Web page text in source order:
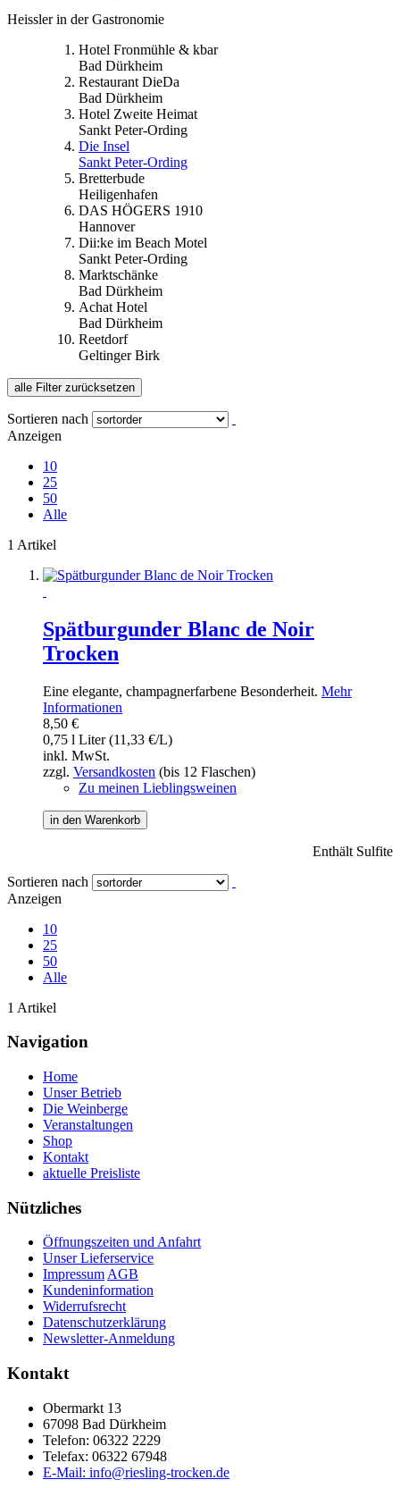
Heissler in der Gastronomie
Hotel Fronmühle & kbar
Bad Dürkheim
Restaurant DieDa
Bad Dürkheim
Hotel Zweite Heimat
Sankt Peter-Ording
Die Insel
Sankt Peter-Ording
Bretterbude
Heiligenhafen
DAS HÖGERS 1910
Hannover
Dii:ke im Beach Motel
Sankt Peter-Ording
Marktschänke
Bad Dürkheim
Achat Hotel
Bad Dürkheim
Reetdorf
Geltinger Birk
alle Filter zurücksetzen
Sortieren nach
Anzeigen
10
25
50
Alle
1 Artikel
Spätburgunder Blanc de Noir
Trocken
Eine elegante, champagnerfarbene Besonderheit. Mehr
Informationen
8,50 €
0,75 l Liter (11,33 €/L)
inkl. MwSt.
zzgl. Versandkosten (bis 12 Flaschen)
Zu meinen Lieblingsweinen
in den Warenkorb
Enthält Sulfite
Sortieren nach
Anzeigen
10
25
50
Alle
1 Artikel
Navigation
Home
Unser Betrieb
Die Weinberge
Veranstaltungen
Shop
Kontakt
aktuelle Preisliste
Nützliches
Öffnungszeiten und Anfahrt
Unser Lieferservice
Impressum AGB
Kundeninformation
Widerrufsrecht
Datenschutzerklärung
Newsletter-Anmeldung
Kontakt
Obermarkt 13
67098 Bad Dürkheim
Telefon: 06322 2229
Telefax: 06322 67948
E-Mail: info@riesling-trocken.de